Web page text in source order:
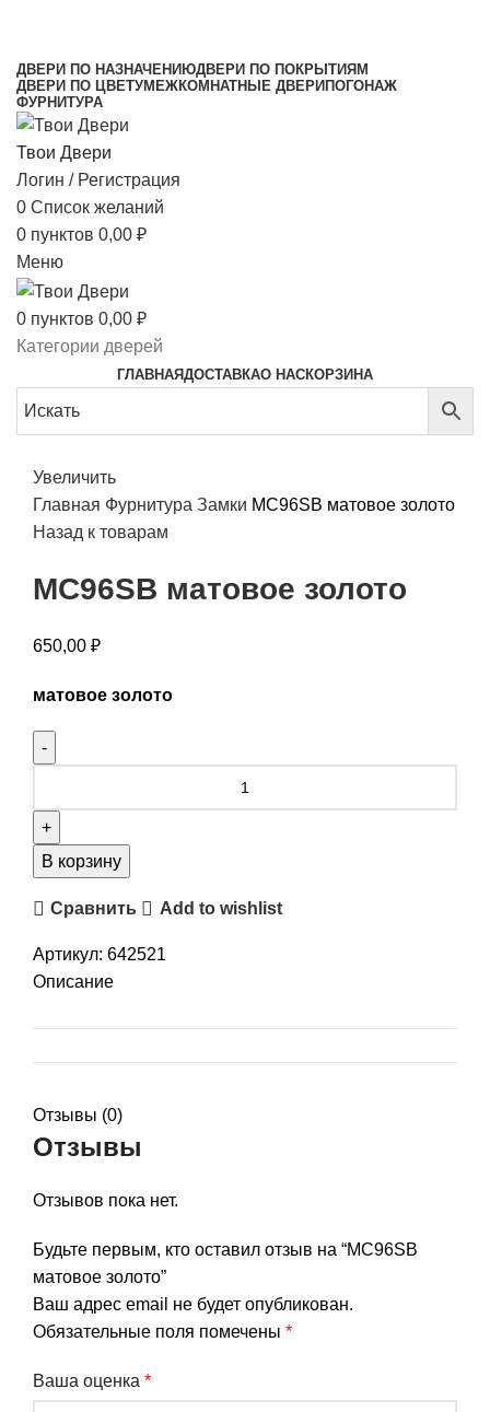
ДВЕРИ ПО НАЗНАЧЕНИЮДВЕРИ ПО ПОКРЫТИЯМ
ДВЕРИ ПО ЦВЕТУМЕЖКОМНАТНЫЕ ДВЕРИ ПОГОНАЖ
ФУРНИТУРА
Твои Двери
Логин / Регистрация
0 Список желаний
0 пунктов 0,00 ₽
Меню
0 пунктов 0,00 ₽
Категории дверей
ГЛАВНАЯДОСТАВКАО НАСКОРЗИНА
Увеличить
Главная Фурнитура Замки MC96SB матовое золото
Назад к товарам
MC96SB матовое золото
650,00 ₽
матовое золото
В корзину
Сравнить Add to wishlist
Артикул: 642521
Описание
Отзывы (0)
Отзывы
Отзывов пока нет.
Будьте первым, кто оставил отзыв на “MC96SB
матовое золото”
Ваш адрес email не будет опубликован.
Обязательные поля помечены *
Ваша оценка *